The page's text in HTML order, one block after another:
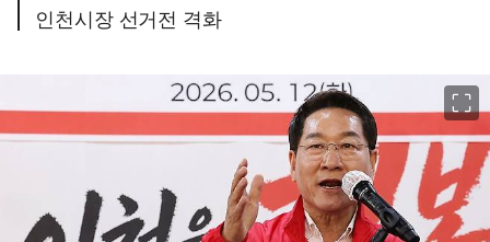
인천시장 선거전 격화